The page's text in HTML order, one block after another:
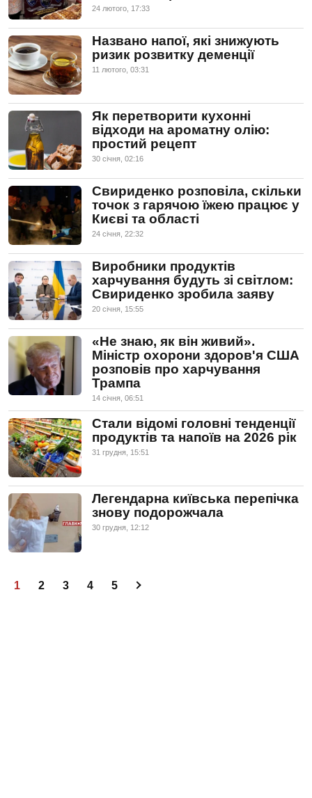
24 лютого, 17:33
Названо напої, які знижують
ризик розвитку деменції
11 лютого, 03:31
Як перетворити кухонні
відходи на ароматну олію:
простий рецепт
30 сiчня, 02:16
Свириденко розповіла, скільки
точок з гарячою їжею працює у
Києві та області
24 сiчня, 22:32
Виробники продуктів
харчування будуть зі світлом:
Свириденко зробила заяву
20 сiчня, 15:55
«Не знаю, як він живий».
Міністр охорони здоров'я США
розповів про харчування
Трампа
14 сiчня, 06:51
Стали відомі головні тенденції
продуктів та напоїв на 2026 рік
31 грудня, 15:51
Легендарна київська перепічка
знову подорожчала
30 грудня, 12:12
1 2 3 4 5